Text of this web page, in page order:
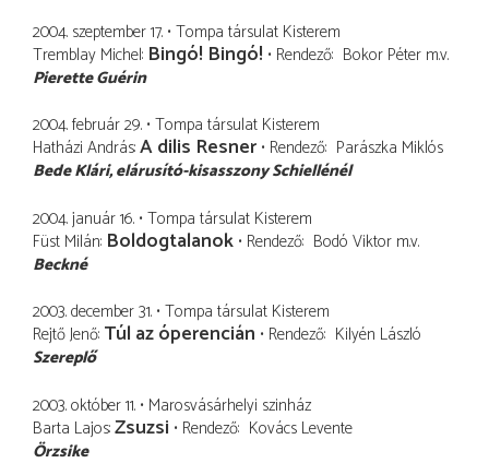
2004. szeptember 17. Tompa társulat Kisterem
Tremblay Michel Bingó! Bingó! Rendező Bokor Péter m.v.
Pierette Guérin
2004. február 29. Tompa társulat Kisterem
Hatházi András A dilis Resner Rendező Parászka Miklós
Bede Klári elárusító-kisasszony Schiellénél
2004. január 16. Tompa társulat Kisterem
Füst Milán Boldogtalanok Rendező Bodó Viktor m.v.
Beckné
2003. december 31. Tompa társulat Kisterem
Rejtő Jenő Túl az óperencián Rendező Kilyén László
Szereplő
2003. október 11. Marosvásárhelyi szinház
Barta Lajos Zsuzsi Rendező Kovács Levente
Örzsike